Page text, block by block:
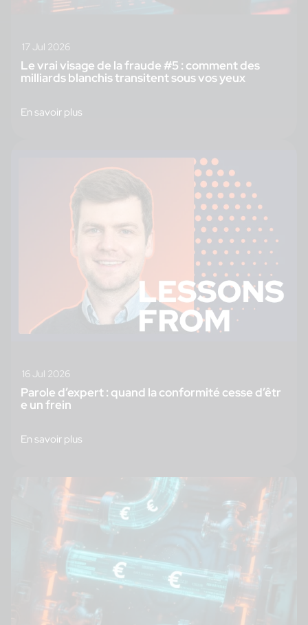
17 Jul 2026
Le vrai visage de la fraude #5 : comment des
milliards blanchis transitent sous vos yeux
En savoir plus
16 Jul 2026
Parole d’expert : quand la conformité cesse d’êtr
e un frein
En savoir plus